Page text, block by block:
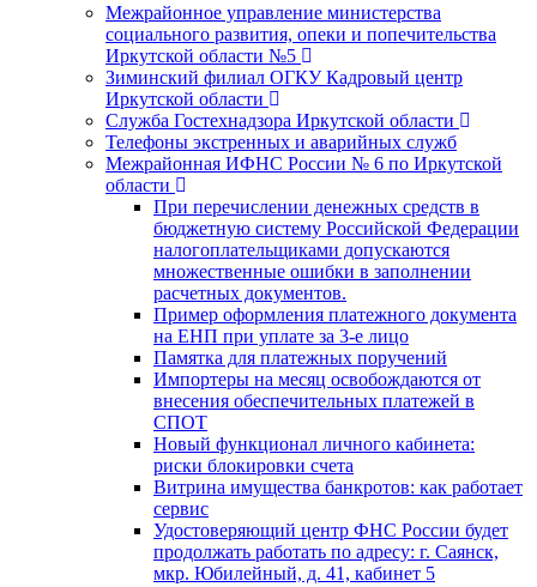
Межрайонное управление министерства
социального развития, опеки и попечительства
Иркутской области №5
Зиминский филиал ОГКУ Кадровый центр
Иркутской области
Служба Гостехнадзора Иркутской области
Телефоны экстренных и аварийных служб
Межрайонная ИФНС России № 6 по Иркутской
области
При перечислении денежных средств в
бюджетную систему Российской Федерации
налогоплательщиками допускаются
множественные ошибки в заполнении
расчетных документов.
Пример оформления платежного документа
на ЕНП при уплате за 3-е лицо
Памятка для платежных поручений
Импортеры на месяц освобождаются от
внесения обеспечительных платежей в
СПОТ
Новый функционал личного кабинета:
риски блокировки счета
Витрина имущества банкротов: как работает
сервис
Удостоверяющий центр ФНС России будет
продолжать работать по адресу: г. Саянск,
мкр. Юбилейный, д. 41, кабинет 5